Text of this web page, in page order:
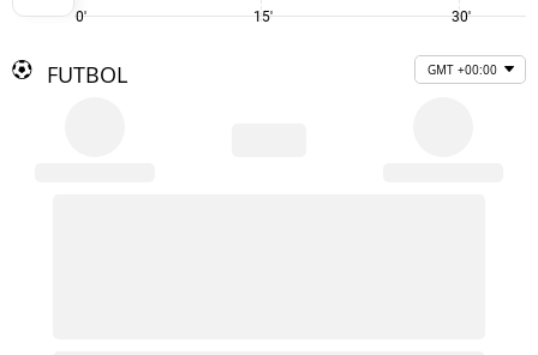
0' 15' 30'
FUTBOL GMT +00:00